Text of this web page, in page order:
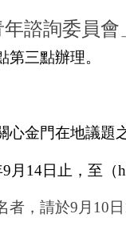
諮詢委員
三點辦理。
金門在地議題
月14日止，至
者，請於9月10